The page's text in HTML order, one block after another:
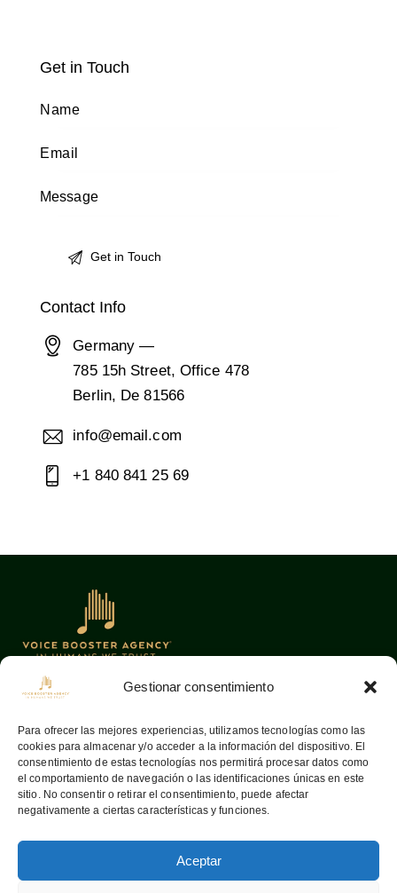
Gestionar consentimiento
Para ofrecer las mejores experiencias, utilizamos tecnologías como las
cookies para almacenar y/o acceder a la información del dispositivo. El
consentimiento de estas tecnologías nos permitirá procesar datos como
el comportamiento de navegación o las identificaciones únicas en este
sitio. No consentir o retirar el consentimiento, puede afectar
negativamente a ciertas características y funciones.
Aceptar
Get in Touch
Contact Info
Germany —
785 15h Street, Office 478
Berlin, De 81566
info@email.com
+1 840 841 25 69
08036Barcelona —
Aribau, 142
info@voiceboosteragency.com
Home
Sobre nosotros
Servicios
Contactar